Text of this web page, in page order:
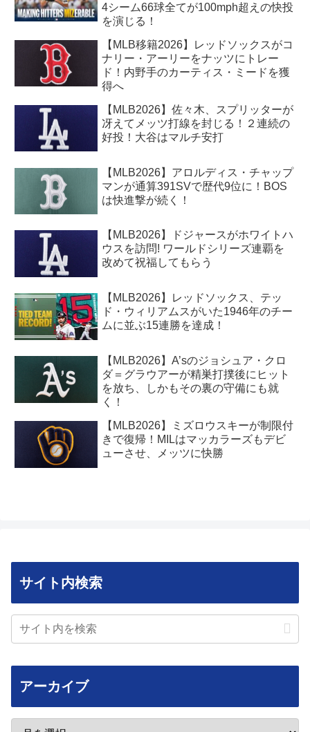
4シーム66球全てが100mph超えの快投
を演じる！
【MLB移籍2026】レッドソックスがコ
ナリー・アーリーをナッツにトレー
ド！内野手のカーティス・ミードを獲
得へ
【MLB2026】佐々木、スプリッターが
冴えてメッツ打線を封じる！２連続の
好投！大谷はマルチ安打
【MLB2026】アロルディス・チャップ
マンが通算391SVで歴代9位に！BOS
は快進撃が続く！
【MLB2026】ドジャースがホワイトハ
ウスを訪問! ワールドシリーズ連覇を
改めて祝福してもらう
【MLB2026】レッドソックス、テッ
ド・ウィリアムスがいた1946年のチー
ムに並ぶ15連勝を達成！
【MLB2026】A’sのジョシュア・クロ
ダ＝グラウアーが精巣打撲後にヒット
を放ち、しかもその裏の守備にも就
く！
【MLB2026】ミズロウスキーが制限付
きで復帰！MILはマッカラーズもデビ
ューさせ、メッツに快勝
サイト内検索
アーカイブ